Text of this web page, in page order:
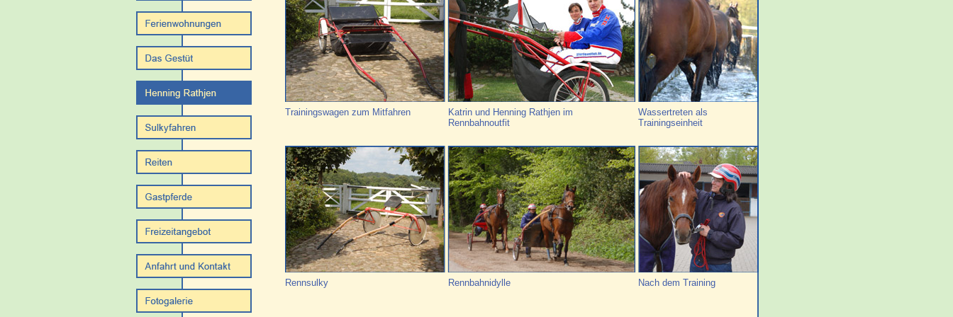
Trainingswagen zum Mitfahren
Katrin und Henning Rathjen im
Rennbahnoutfit
Wassertreten als
Trainingseinheit
Rennsulky Rennbahnidylle Nach dem Training